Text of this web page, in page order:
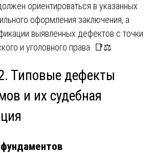
ориентироваться в указанных
оформления заключения, а
выявленных дефектов с точки
и уголовного права. 📑⚖️
Типовые дефекты
и их судебная